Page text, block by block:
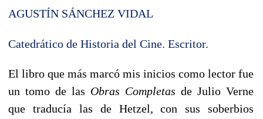
AGUSTÍN SÁNCHEZ VIDAL
Catedrático de Historia del Cine. Escritor.
El libro que más marcó mis inicios como lector fue
un tomo de las Obras Completas de Julio Verne
que traducía las de Hetzel, con sus soberbios